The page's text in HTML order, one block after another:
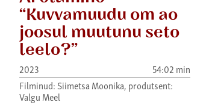
“Kuvvamuudu om ao
joosul muutunu seto
leelo?”
2023
54:02 min
Filminud: Siimetsa Moonika, produtsent:
Valgu Meel